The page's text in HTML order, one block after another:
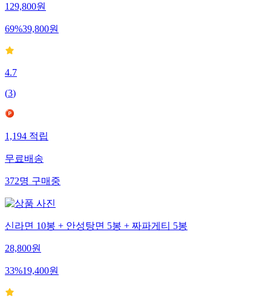
129,800원
69%39,800원
4.7
(3)
1,194적립
무료배송
372명구매중
신라면 10봉 + 안성탕면 5봉 + 짜파게티 5봉
28,800원
33%19,400원